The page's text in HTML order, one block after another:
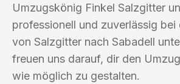
Umzugskönig Finkel Salzgitter
professionell und zuverlässig bei
von Salzgitter nach Sabadell
freuen uns darauf, dir den
wie möglich zu gestalten.